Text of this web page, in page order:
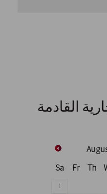
القادمة
Th
Fr
Sa
1